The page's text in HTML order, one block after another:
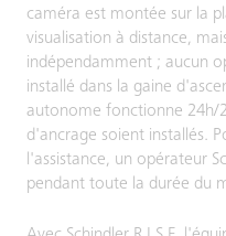
caméra est montée sur la
visualisation à distance,
indépendamment ; aucun
installé dans la gaine
autonome fonctionne 24h/
d'ancrage soient installés.
l'assistance, un opérateur
pendant toute la durée du